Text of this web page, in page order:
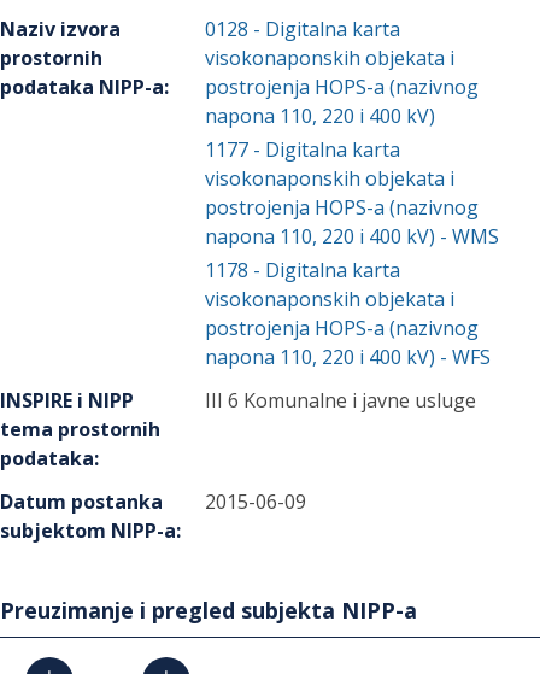
Naziv izvora
prostornih
podataka NIPP-a:
0128 - Digitalna karta
visokonaponskih objekata i
postrojenja HOPS-a (nazivnog
napona 110, 220 i 400 kV)
1177 - Digitalna karta
visokonaponskih objekata i
postrojenja HOPS-a (nazivnog
napona 110, 220 i 400 kV) - WMS
1178 - Digitalna karta
visokonaponskih objekata i
postrojenja HOPS-a (nazivnog
napona 110, 220 i 400 kV) - WFS
INSPIRE i NIPP
tema prostornih
podataka:
III 6 Komunalne i javne usluge
Datum postanka
subjektom NIPP-a:
2015-06-09
Preuzimanje i pregled subjekta NIPP-a